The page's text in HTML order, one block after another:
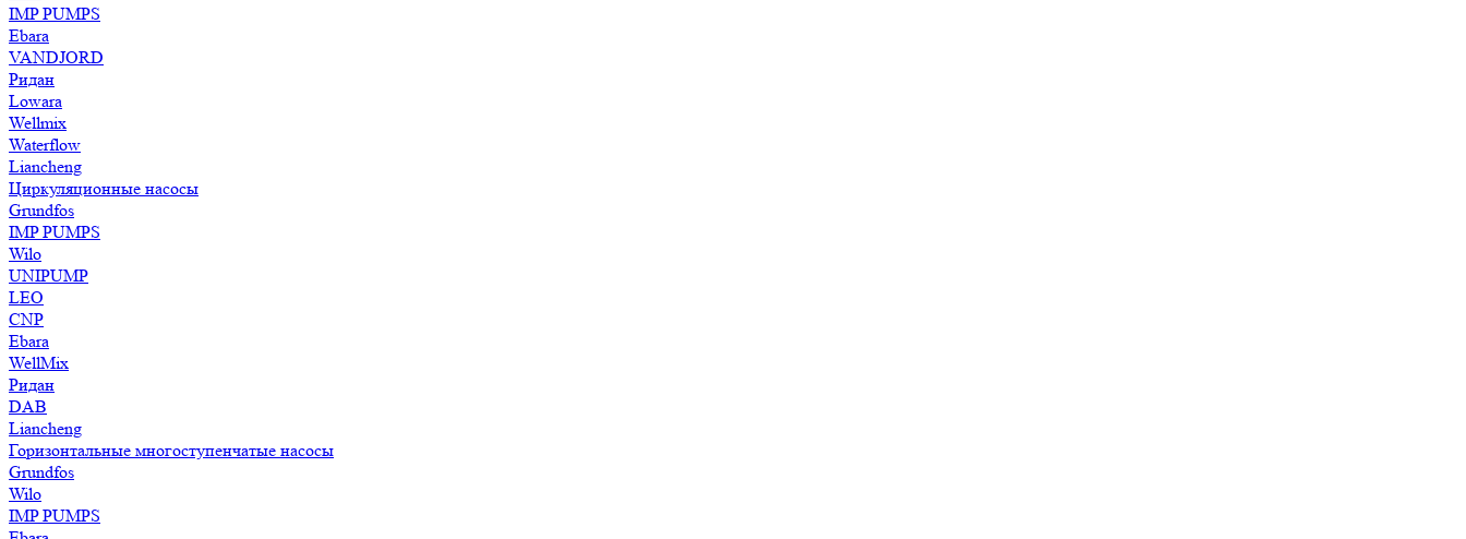
IMP PUMPS
Ebara
VANDJORD
Ридан
Lowara
Wellmix
Waterflow
Liancheng
Циркуляционные насосы
Grundfos
IMP PUMPS
Wilo
UNIPUMP
LEO
CNP
Ebara
WellMix
Ридан
DAB
Liancheng
Горизонтальные многоступенчатые насосы
Grundfos
Wilo
IMP PUMPS